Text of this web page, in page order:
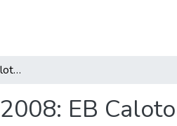
Estadísticas Básicas Caloto Cauca 2008: EB Caloto Cauca 2008
EB